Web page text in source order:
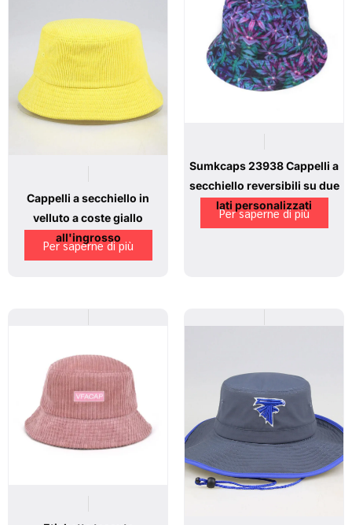
Cappelli a secchiello in
velluto a coste giallo
all'ingrosso
Per saperne di più
Sumkcaps 23938 Cappelli a
secchiello reversibili su due
lati personalizzati
Per saperne di più